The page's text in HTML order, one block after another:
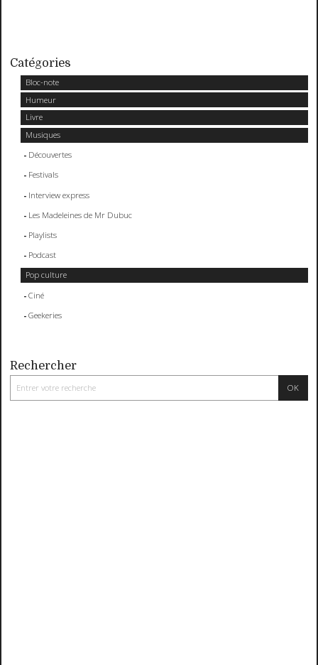
Catégories
Bloc-note
Humeur
Livre
Musiques
Découvertes
Festivals
Interview express
Les Madeleines de Mr Dubuc
Playlists
Podcast
Pop culture
Ciné
Geekeries
Rechercher